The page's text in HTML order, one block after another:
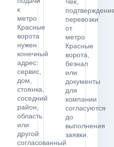
к
метро
Красные
ворота
нужен
конечный
адрес:
сервис,
дом,
стоянка,
соседний
район,
область
или
другой
согласованный
перевозки
от
метро
Красные
ворота,
безнал
или
документы
для
компании
согласуются
до
выполнения
заявки.